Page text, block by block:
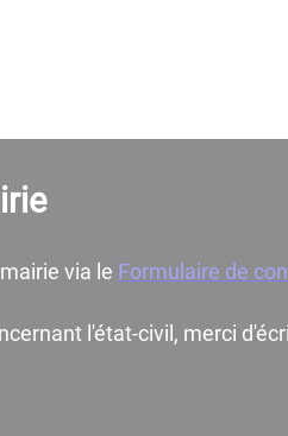
via le Formulaire de
l'état-civil, merci